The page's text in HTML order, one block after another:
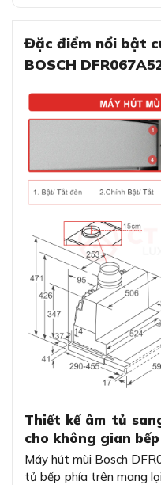
Đặc điểm nổi bật
BOSCH
Thiết kế âm tủ
cho không gian bếp
Máy hút mùi Bosch
tủ bếp phía trên mang